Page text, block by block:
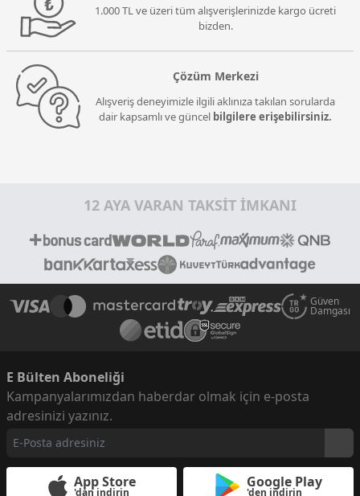
1.000 TL ve üzeri tüm alışverişlerinizde kargo ücreti
bizden.
Çözüm Merkezi
Alışveriş deneyimizle ilgili aklınıza takılan sorularda
dair kapsamlı ve güncel bilgilere erişebilirsiniz.
12 AYA VARAN TAKSİT İMKANI
Güven
Damgası
E Bülten Aboneliği
Kampanyalarımızdan haberdar olmak için e-posta
adresinizi yazınız.
App Store
'dan indirin
Google Play
'den indirin